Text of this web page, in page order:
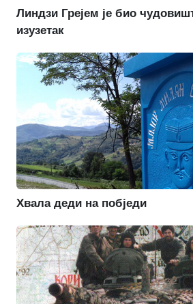
Линдзи Грејем је био
изузетак
Хвала деди на побједи